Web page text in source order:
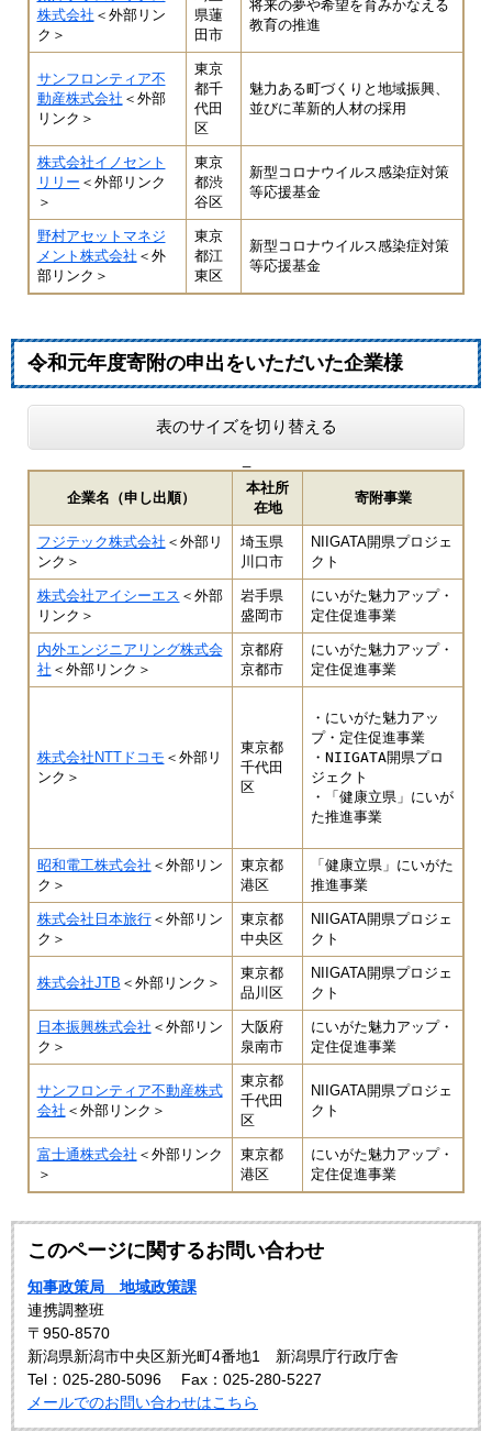
株式会社 ＜外部リン
ク＞
県蓮
田市
将来の夢や希望を育みかなえる
教育の推進
サンフロンティア不
動産株式会社 ＜外部
リンク＞
東京
都千
代田
区
魅力ある町づくりと地域振興、
並びに革新的人材の採用
株式会社イノセント
リリー ＜外部リンク
＞
東京
都渋
谷区
新型コロナウイルス感染症対策
等応援基金
野村アセットマネジ
メント株式会社 ＜外
部リンク＞
東京
都江
東区
新型コロナウイルス感染症対策
等応援基金
令和元年度寄附の申出をいただいた企業様​
表のサイズを切り替える
企業名（申し出順）
本社所
在地
寄附事業
フジテック株式会社 ＜外部リ
ンク＞
埼玉県
川口市
NIIGATA開県プロジェ
クト
株式会社アイシーエス ＜外部
リンク＞
岩手県
盛岡市
にいがた魅力アップ・
定住促進事業
内外エンジニアリング株式会
社 ＜外部リンク＞
京都府
京都市
にいがた魅力アップ・
定住促進事業
株式会社NTTドコモ ＜外部リ
ンク＞
東京都
千代田
区
・にいがた魅力アッ
プ・定住促進事業
・NIIGATA開県プロ
ジェクト
・「健康立県」にいが
た推進事業
昭和電工株式会社 ＜外部リン
ク＞
東京都
港区
「健康立県」にいがた
推進事業
株式会社日本旅行＜外部リン
ク＞
東京都
中央区
NIIGATA開県プロジェ
クト
株式会社JTB ＜外部リンク＞
東京都
品川区
NIIGATA開県プロジェ
クト
日本振興株式会社 ＜外部リン
ク＞
大阪府
泉南市
にいがた魅力アップ・
定住促進事業
サンフロンティア不動産株式
会社 ＜外部リンク＞
東京都
千代田
区
NIIGATA開県プロジェ
クト
富士通株式会社 ＜外部リンク
＞
東京都
港区
にいがた魅力アップ・
定住促進事業
このページに関するお問い合わせ
知事政策局 地域政策課
連携調整班
〒950-8570
新潟県新潟市中央区新光町4番地1 新潟県庁行政庁舎
Tel：025-280-5096
Fax：025-280-5227
メールでのお問い合わせはこちら